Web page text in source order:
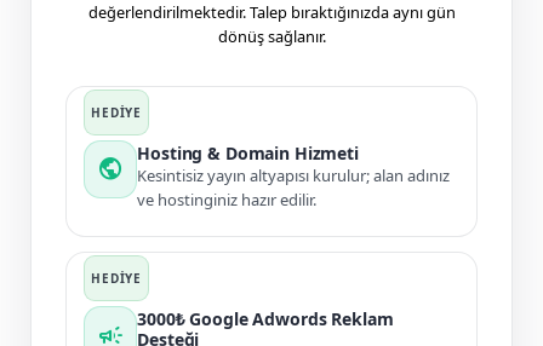
değerlendirilmektedir. Talep bıraktığınızda aynı gün
dönüş sağlanır.
public
Hosting & Domain Hizmeti
Kesintisiz yayın altyapısı kurulur; alan adınız
ve hostinginiz hazır edilir.
campaign
3000₺ Google Adwords Reklam
Desteği